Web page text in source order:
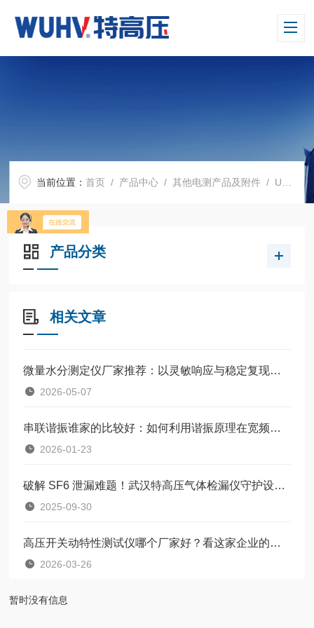
当前位置：首页 / 产品中心 /其他电测产品及附件 / UHV-979Z+ 红外成像仪
产品分类
相关文章
微量水分测定仪厂家推荐：以灵敏响应与稳定复现，精准捕捉痕量水分
2026-05-07
串联谐振谁家的比较好：如何利用谐振原理在宽频带内产生稳定试验电压
2026-01-23
破解 SF6 泄漏难题！武汉特高压气体检漏仪守护设备安全
2025-09-30
高压开关动特性测试仪哪个厂家好？看这家企业的产品与口碑积淀
2026-03-26
暂时没有信息